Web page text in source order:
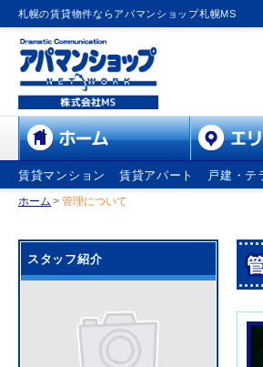
札幌の賃貸物件ならアパマンショップ札幌MS
賃貸マンション 賃貸アパート 戸建・テ
ホーム > 管理について
スタッフ紹介